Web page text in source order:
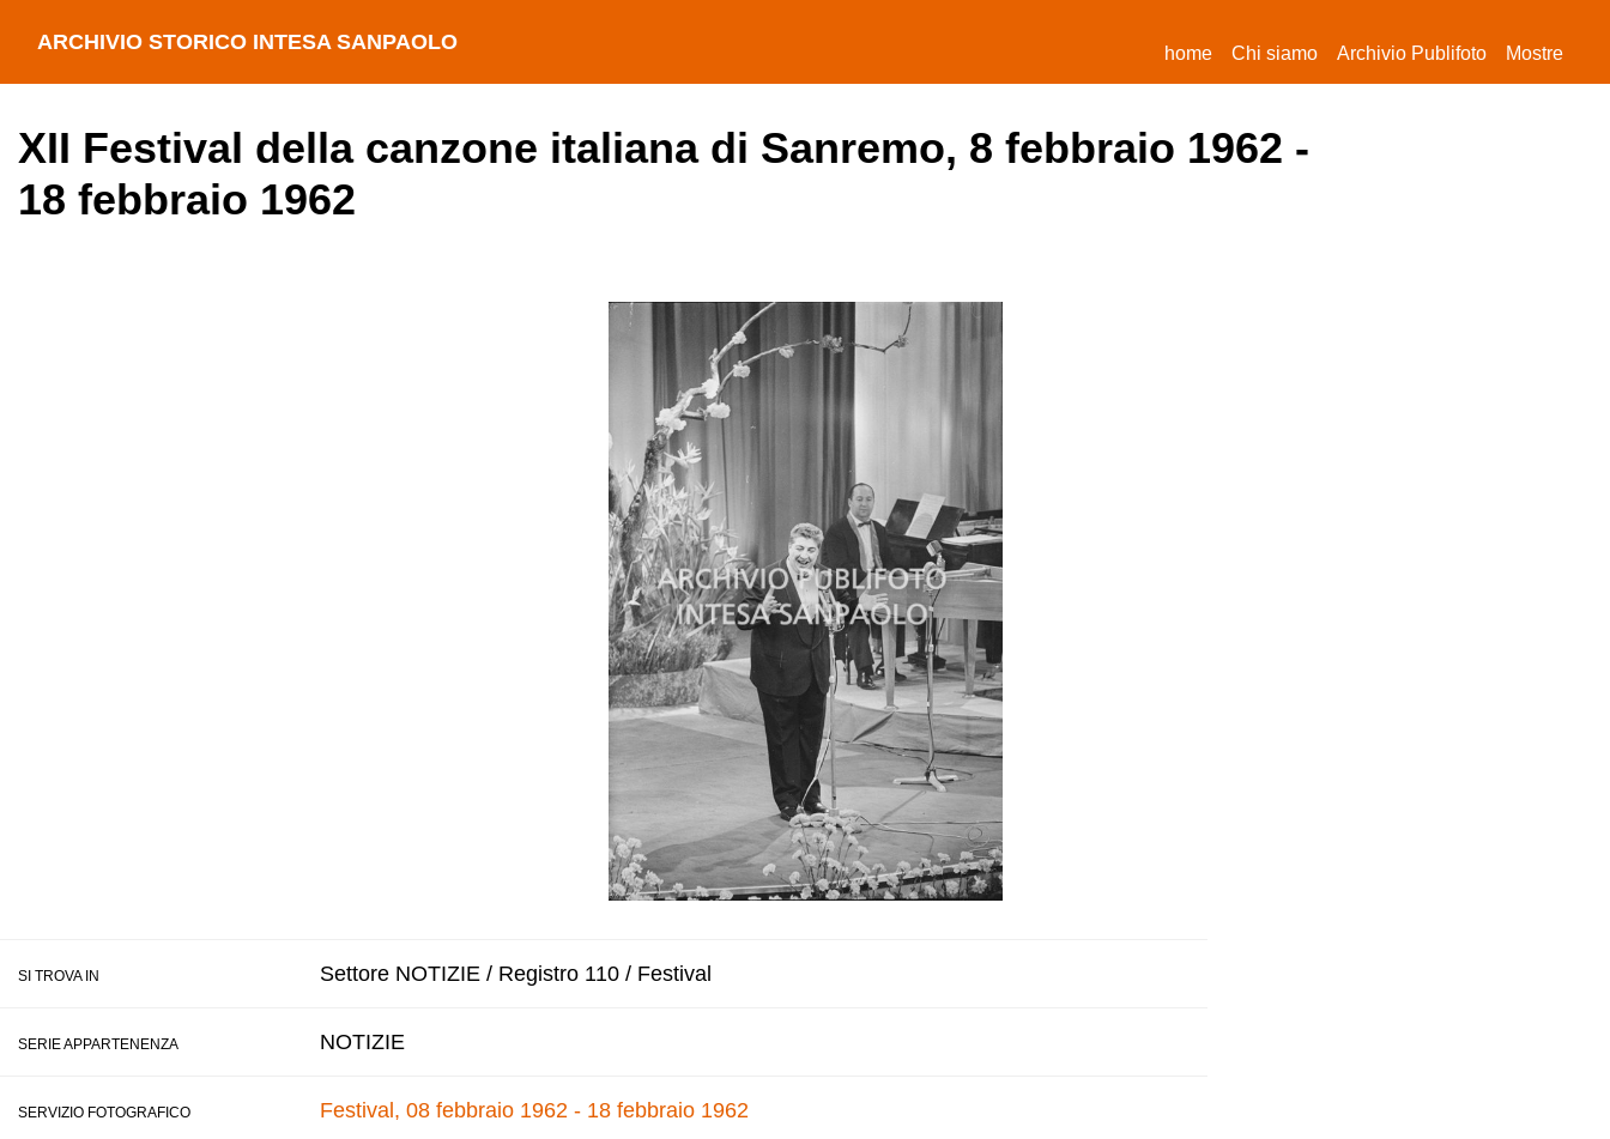
ARCHIVIO STORICO INTESA SANPAOLO home(current)
Chi siamo Archivio Publifoto Mostre
XII Festival della canzone italiana di Sanremo, 8 febbraio 1962 -
18 febbraio 1962
SI TROVA IN Settore NOTIZIE / Registro 110 / Festival
SERIE APPARTENENZA NOTIZIE
SERVIZIO FOTOGRAFICO Festival, 08 febbraio 1962 - 18 febbraio 1962